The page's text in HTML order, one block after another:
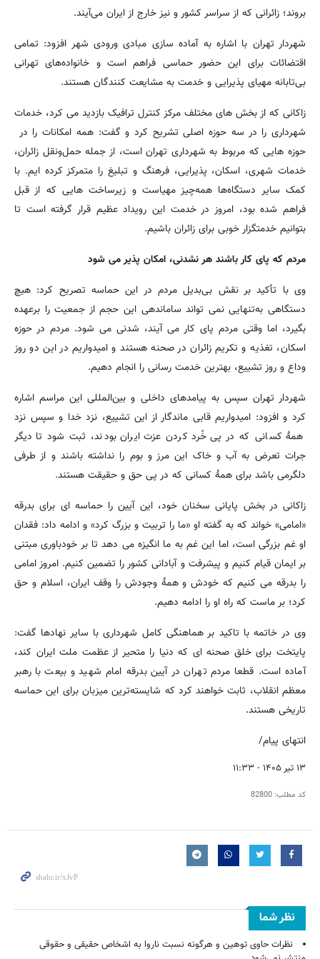
بروند؛ زائرانی که از سراسر کشور و نیز خارج از ایران می‌آیند.
شهردار تهران با اشاره به آماده سازی مبادی ورودی شهر افزود: تمامی
اقتضائات برای این حضور حماسی فراهم است و خانواده‌های تهرانی
بی‌تابانه مهیای پذیرایی و خدمت به مشایعت کنندگان هستند.
زاکانی که از بخش های مختلف مرکز کنترل ترافیک بازدید می کرد، خدمات
شهرداری را در سه حوزه اصلی تشریح کرد و گفت: همه امکانات را در
حوزه هایی که مربوط به شهرداری تهران است، از جمله حمل‌ونقل زائران،
خدمات شهری، اسکان، پذیرایی، فرهنگ و تبلیغ را متمرکز کرده ایم. با
کمک سایر دستگاه‌ها همه‌چیز مهیاست و زیرساخت هایی که از قبل
فراهم شده بود، امروز در خدمت این رویداد عظیم قرار گرفته است تا
بتوانیم خدمتگزار خوبی برای زائران باشیم.
مردم که پای کار باشند هر نشدنی، امکان پذیر می شود
وی با تأکید بر نقش بی‌بدیل مردم در این حماسه تصریح کرد: هیچ
دستگاهی به‌تنهایی نمی تواند ساماندهی این حجم از جمعیت را برعهده
بگیرد، اما وقتی مردم پای کار می آیند، شدنی می شود. مردم در حوزه
اسکان، تغذیه و تکریم زائران در صحنه هستند و امیدواریم در این دو روز
وداع و روز تشییع، بهترین خدمت رسانی را انجام دهیم.
شهردار تهران سپس به پیامدهای داخلی و بین‌المللی این مراسم اشاره
کرد و افزود: امیدواریم قابی ماندگار از این تشییع، نزد خدا و سپس نزد
همۀ کسانی که در پی خُرد کردن عزت ایران بودند، ثبت شود تا دیگر
جرات تعرض به آب و خاک این مرز و بوم را نداشته باشند و از طرفی
دلگرمی باشد برای همۀ کسانی که در پی حق و حقیقت هستند.
زاکانی در بخش پایانی سخنان خود، این آیین را حماسه ای برای بدرقه
«امامی» خواند که به گفته او «ما را تربیت و بزرگ کرد» و ادامه داد: فقدان
او غم بزرگی است، اما این غم به ما انگیزه می دهد تا بر خودباوری مبتنی
بر ایمان قیام کنیم و پیشرفت و آبادانی کشور را تضمین کنیم. امروز امامی
را بدرقه می کنیم که خودش و همۀ وجودش را وقف ایران، اسلام و حق
کرد؛ بر ماست که راه او را ادامه دهیم.
وی در خاتمه با تاکید بر هماهنگی کامل شهرداری با سایر نهادها گفت:
پایتخت برای خلق صحنه ای که دنیا را متحیر از عظمت ملت ایران کند،
آماده است. قطعا مردم تهران در آیین بدرقه امام شهید و بیعت با رهبر
معظم انقلاب، ثابت خواهند کرد که شایسته‌ترین میزبان برای این حماسه
تاریخی‌ هستند.
انتهای پیام/
۱۳ تیر ۱۴۰۵ - ۱۱:۳۳
کد مطلب: 82800
نظر شما
نظرات حاوی توهین و هرگونه نسبت ناروا به اشخاص حقیقی و حقوقی